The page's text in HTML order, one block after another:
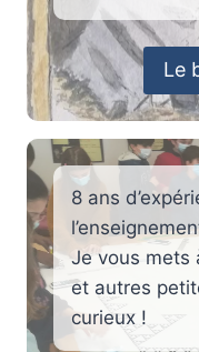
Le
8 ans
Je vous mets
et autres
curieux !